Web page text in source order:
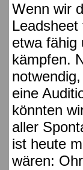
Wenn wir
etwa fähig
kämpfen.
eine
könnten
aller
ist heute
wären: